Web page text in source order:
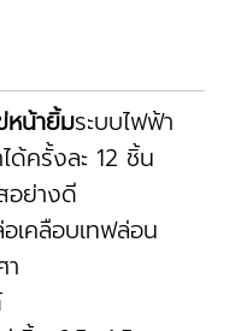
หน้ายิ้มระบบไฟฟ้า
ด้ครั้งละ 12 ชิ้น
อย่างดี
เคลือบเทฟล่อน